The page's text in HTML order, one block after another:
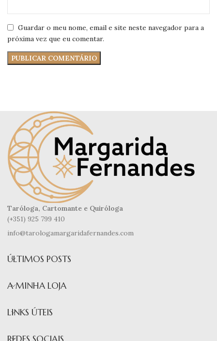
Guardar o meu nome, email e site neste navegador para a
próxima vez que eu comentar.
Taróloga, Cartomante e Quiróloga
(+351) 925 799 410
info@tarologamargaridafernandes.com
ÚLTIMOS POSTS
A MINHA LOJA
LINKS ÚTEIS